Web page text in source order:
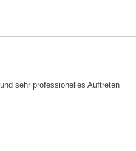
sehr professionelles Auftreten